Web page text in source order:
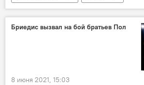
коронавирус
Бриедис вызвал на бой братьев Пол
8 июня 2021, 15:03